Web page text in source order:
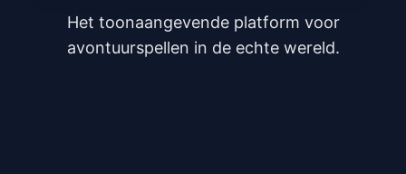
Het toonaangevende platform voor
avontuurspellen in de echte wereld.